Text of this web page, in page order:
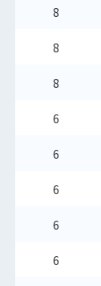
8
8
8
6
6
6
6
6